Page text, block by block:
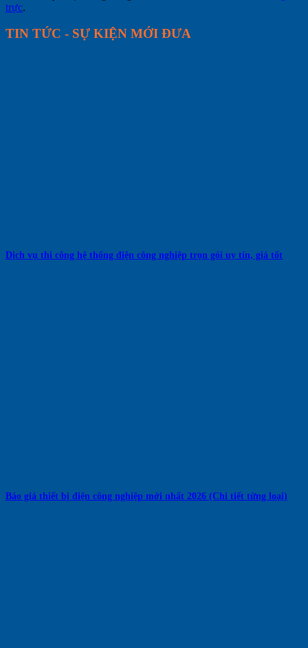
trực.
TIN TỨC - SỰ KIỆN MỚI ĐƯA
Dịch vụ thi công hệ thống điện công nghiệp trọn gói uy tín, giá tốt
Báo giá thiết bị điện công nghiệp mới nhất 2026 (Chi tiết từng loại)